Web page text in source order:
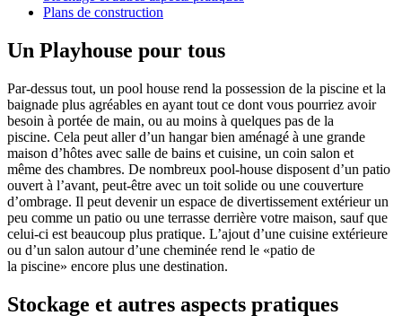
Plans de construction
Un Playhouse pour tous
Par-dessus tout, un pool house rend la possession de la piscine et la
baignade plus agréables en ayant tout ce dont vous pourriez avoir
besoin à portée de main, ou au moins à quelques pas de la
piscine. Cela peut aller d’un hangar bien aménagé à une grande
maison d’hôtes avec salle de bains et cuisine, un coin salon et
même des chambres. De nombreux pool-house disposent d’un patio
ouvert à l’avant, peut-être avec un toit solide ou une couverture
d’ombrage. Il peut devenir un espace de divertissement extérieur un
peu comme un patio ou une terrasse derrière votre maison, sauf que
celui-ci est beaucoup plus pratique. L’ajout d’une cuisine extérieure
ou d’un salon autour d’une cheminée rend le «patio de
la piscine» encore plus une destination.
Stockage et autres aspects pratiques